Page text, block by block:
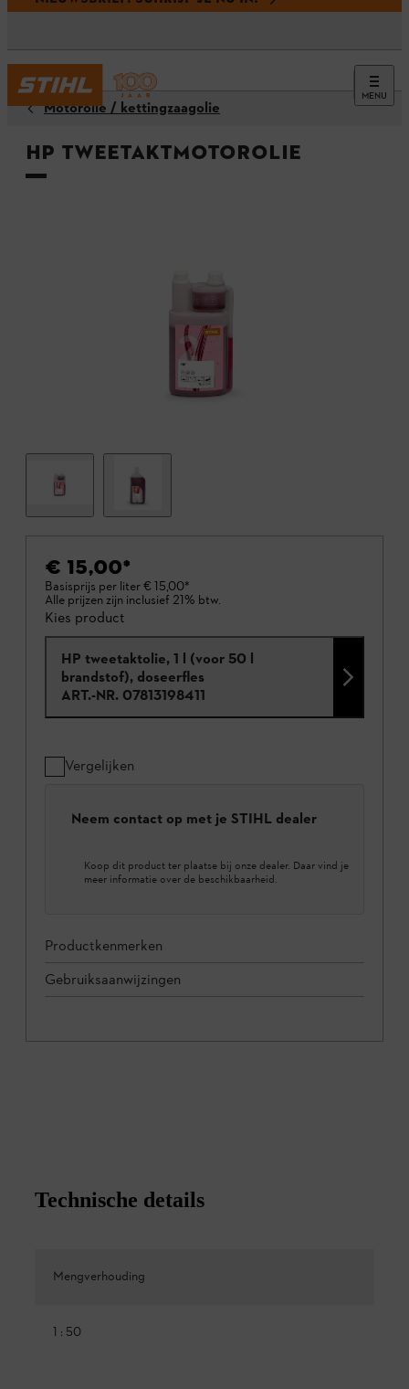
MENU
Motorolie / kettingzaagolie
HP tweetaktmotorolie
€ 15,00*
Basisprijs per liter€ 15,00*
Alle prijzen zijn inclusief 21% btw.
Kies product
HP tweetaktolie, 1 l (voor 50 l
brandstof), doseerfles
ART.-NR. 07813198411
Vergelijken
Neem contact op met je STIHL dealer
Koop dit product ter plaatse bij onze dealer. Daar vind je
meer informatie over de beschikbaarheid.
Productkenmerken
Gebruiksaanwijzingen
Technische details
Mengverhouding
1 : 50